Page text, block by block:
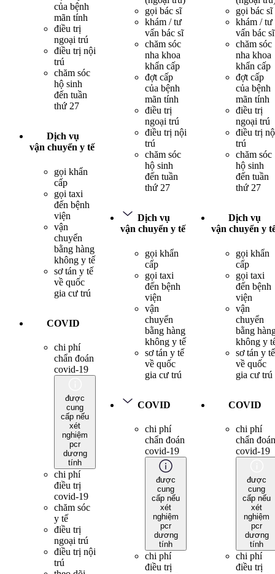
của bệnh
mãn tính
điều trị
ngoại trú
điều trị nội
trú
chăm sóc
hộ sinh
đến tuần
thứ 27
Dịch vụ
vận chuyển y tế
gọi khẩn
cấp
gọi taxi
đến bệnh
viện
vận
chuyển
bằng hàng
không y tế
sơ tán y tế
về quốc
gia cư trú
COVID
chi phí
chẩn đoán
covid-19
được
cung
cấp nếu
xét
nghiệm
pcr
dương
tính
chi phí
điều trị
covid-19
chăm sóc
y tế
điều trị
ngoại trú
điều trị nội
trú
gọi bác sĩ
khám / tư
vấn bác sĩ
chăm sóc
nha khoa
khẩn cấp
đợt cấp
của bệnh
mãn tính
điều trị
ngoại trú
điều trị nội
trú
chăm sóc
hộ sinh
đến tuần
thứ 27
Dịch vụ
vận chuyển y tế
gọi khẩn
cấp
gọi taxi
đến bệnh
viện
vận
chuyển
bằng hàng
không y tế
sơ tán y tế
về quốc
gia cư trú
COVID
chi phí
chẩn đoán
covid-19
được
cung
cấp nếu
xét
nghiệm
pcr
dương
tính
chi phí
điều trị
gọi bác sĩ
khám / tư
vấn bác sĩ
chăm sóc
nha khoa
khẩn cấp
đợt cấp
của bệnh
mãn tính
điều trị
ngoại trú
điều trị
trú
chăm sóc
hộ sinh
đến tuần
thứ 27
Dịch vụ
vận chuyển y
gọi khẩn
cấp
gọi taxi
đến bệnh
viện
vận
chuyển
bằng
không y
sơ tán y tế
về quốc
gia cư trú
COVID
chi phí
chẩn đoán
covid-19
được
cung
cấp nếu
xét
nghiệm
pcr
dương
tính
chi phí
điều trị